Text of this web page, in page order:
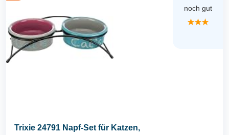
noch gut
★★★
Trixie 24791 Napf-Set für Katzen,